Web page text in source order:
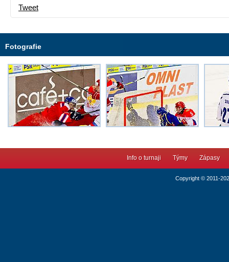
Tweet
Fotografie
Info o turnaji Týmy Zápasy
Copyright © 2011-